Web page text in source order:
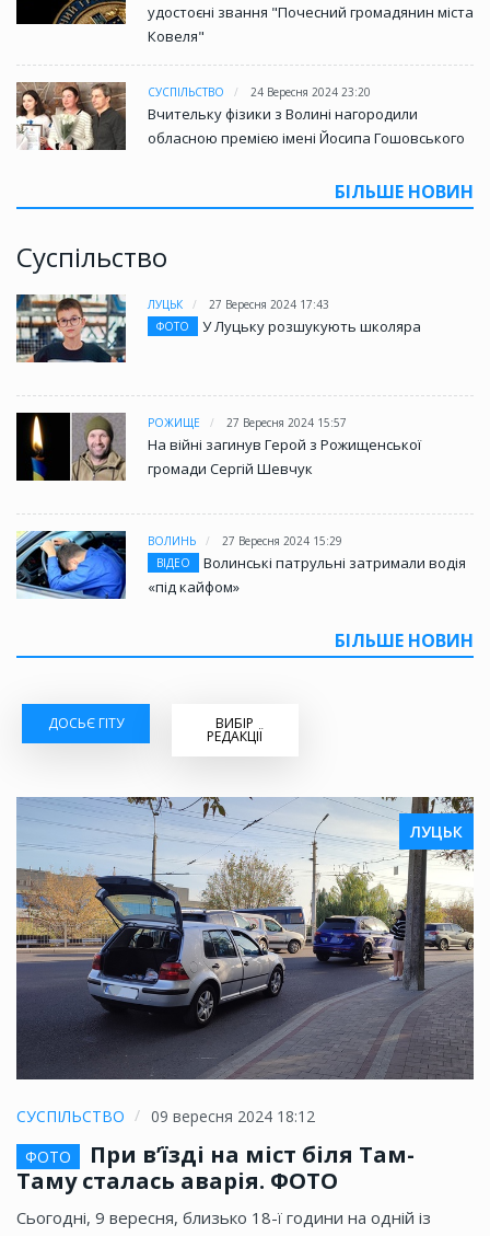
удостоєні звання "Почесний громадянин міста
Ковеля"
СУСПІЛЬСТВО 24 Вересня 2024 23:20
Вчительку фізики з Волині нагородили
обласною премією імені Йосипа Гошовського
БІЛЬШЕ НОВИН
Суспільство
ЛУЦЬК
27 Вересня 2024 17:43
ФОТО
У Луцьку розшукують школяра
РОЖИЩЕ 27 Вересня 2024 15:57
На війні загинув Герой з Рожищенської
громади Сергій Шевчук
ВОЛИНЬ
27 Вересня 2024 15:29
ВІДЕО
Волинські патрульні затримали водія
«під кайфом»
БІЛЬШЕ НОВИН
ДОСЬЄ ГІТУ ВИБІР
РЕДАКЦІЇ
ЛУЦЬК
СУСПІЛЬСТВО
09 вересня 2024 18:12
ФОТО
При в’їзді на міст біля Там-
Таму сталась аварія. ФОТО
Сьогодні, 9 вересня, близько 18-ї години на одній із